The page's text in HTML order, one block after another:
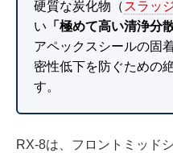
硬質な炭化物（スラッ
い 「極めて高い清浄分
アペックスシールの固
密性低下を防ぐための
す。
RX-8は、フロントミッド